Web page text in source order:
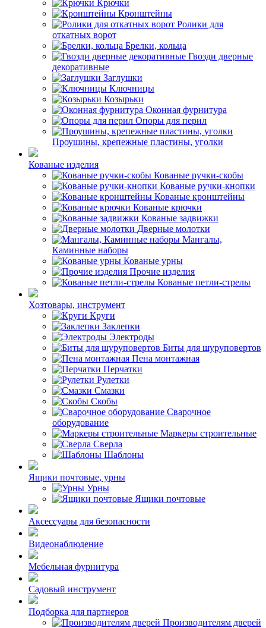
Крючки
Кронштейны
Ролики для
откатных ворот
Брелки, кольца
Гвозди дверные
декоративные
Заглушки
Ключницы
Козырьки
Оконная фурнитура
Опоры для перил
Проушины, крепежные пластины, уголки
Кованые изделия
Кованые ручки-скобы
Кованые ручки-кнопки
Кованые кронштейны
Кованые крючки
Кованые задвижки
Дверные молотки
Мангалы,
Каминные наборы
Кованые урны
Прочие изделия
Кованые петли-стрелы
Хозтовары, инструмент
Круги
Заклепки
Электроды
Биты для шуруповертов
Пена монтажная
Перчатки
Рулетки
Смазки
Скобы
Сварочное
оборудование
Маркеры строительные
Сверла
Шаблоны
Ящики почтовые, урны
Урны
Ящики почтовые
Аксессуары для безопасности
Видеонаблюдение
Мебельная фурнитура
Садовый инструмент
Подборка для партнеров
Производителям дверей